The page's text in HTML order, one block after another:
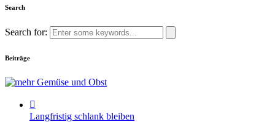
Search
Search for:
Beiträge
Langfristig schlank bleiben